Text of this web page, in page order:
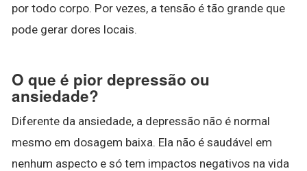
por todo corpo. Por vezes, a tensão é tão grande que
pode gerar dores locais.
O que é pior depressão ou
ansiedade?
Diferente da ansiedade, a depressão não é normal
mesmo em dosagem baixa. Ela não é saudável em
nenhum aspecto e só tem impactos negativos na vida